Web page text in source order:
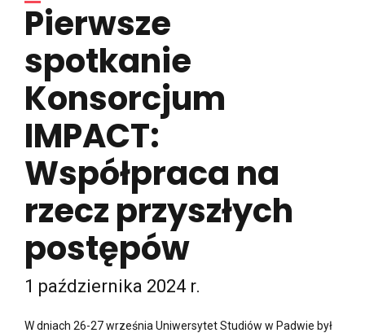
Pierwsze
spotkanie
Konsorcjum
IMPACT:
Współpraca na
rzecz przyszłych
postępów
1 października 2024 r.
W dniach 26-27 września Uniwersytet Studiów w Padwie był